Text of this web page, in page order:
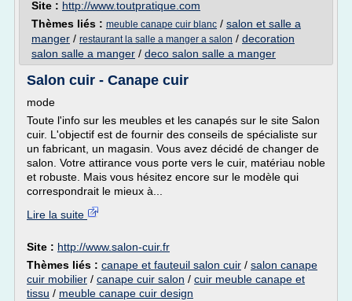
Site : http://www.toutpratique.com
Thèmes liés : meuble canape cuir blanc / salon et salle a
manger / restaurant la salle a manger a salon / decoration
salon salle a manger / deco salon salle a manger
Salon cuir - Canape cuir
mode
Toute l'info sur les meubles et les canapés sur le site Salon
cuir. L'objectif est de fournir des conseils de spécialiste sur
un fabricant, un magasin. Vous avez décidé de changer de
salon. Votre attirance vous porte vers le cuir, matériau noble
et robuste. Mais vous hésitez encore sur le modèle qui
correspondrait le mieux à...
Lire la suite
Site : http://www.salon-cuir.fr
Thèmes liés : canape et fauteuil salon cuir / salon canape
cuir mobilier / canape cuir salon / cuir meuble canape et
tissu / meuble canape cuir design